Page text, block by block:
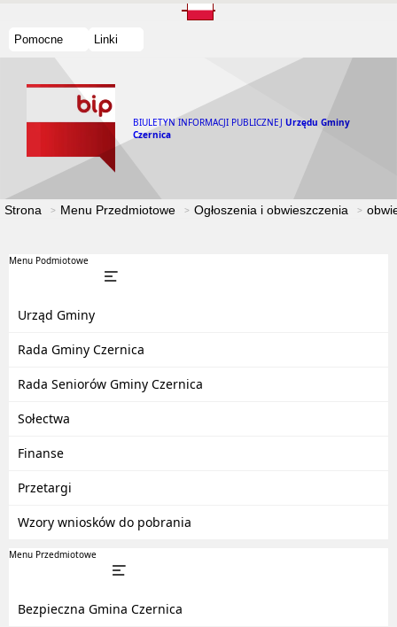
Pomocne Linki
BIULETYN INFORMACJI PUBLICZNEJ Urzędu Gminy
Czernica
Strona Menu Przedmiotowe Ogłoszenia i obwieszczenia
Menu Podmiotowe
Urząd Gminy
Rada Gminy Czernica
Rada Seniorów Gminy Czernica
Sołectwa
Finanse
Przetargi
Wzory wniosków do pobrania
Menu Przedmiotowe
Bezpieczna Gmina Czernica